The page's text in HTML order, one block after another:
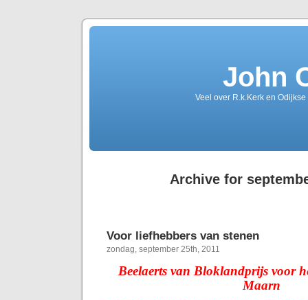
John
Veel over R.k.Kerk en
Archive for
Voor liefhebbers van stenen
zondag, september 25th, 2011
Beelaerts van Bloklandprijs voor
Maarn